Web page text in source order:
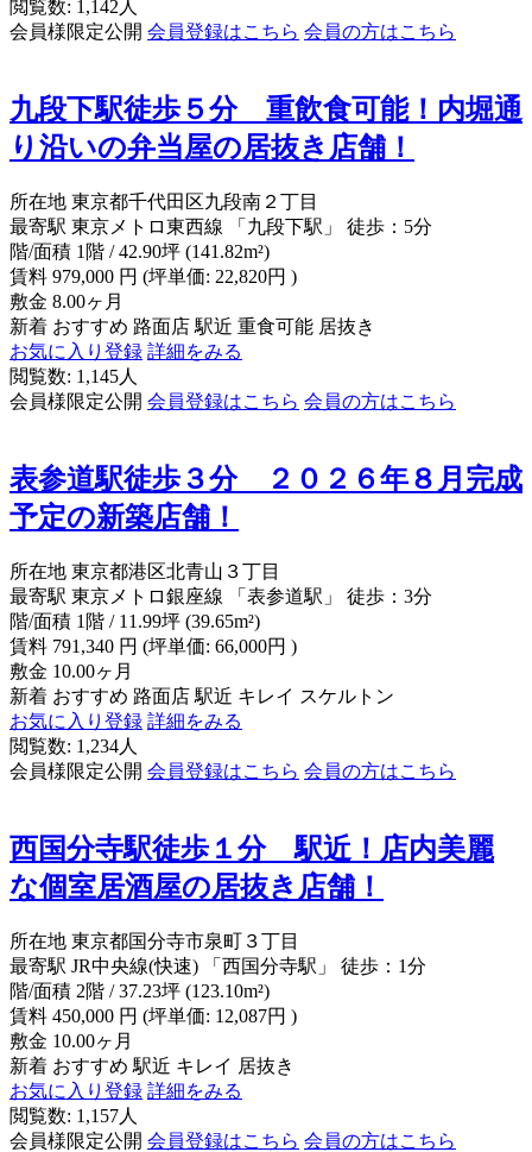
閲覧数: 1,142人
会員様限定公開 会員登録はこちら 会員の方はこちら
九段下駅徒歩５分 重飲食可能！内堀通
り沿いの弁当屋の居抜き店舗！
所在地 東京都千代田区九段南２丁目
最寄駅 東京メトロ東西線 「九段下駅」 徒歩：5分
階/面積 1階 / 42.90坪 (141.82m²)
賃料 979,000 円 (坪単価: 22,820円 )
敷金 8.00ヶ月
新着 おすすめ 路面店 駅近 重食可能 居抜き
お気に入り登録 詳細をみる
閲覧数: 1,145人
会員様限定公開 会員登録はこちら 会員の方はこちら
表参道駅徒歩３分 ２０２６年８月完成
予定の新築店舗！
所在地 東京都港区北青山３丁目
最寄駅 東京メトロ銀座線 「表参道駅」 徒歩：3分
階/面積 1階 / 11.99坪 (39.65m²)
賃料 791,340 円 (坪単価: 66,000円 )
敷金 10.00ヶ月
新着 おすすめ 路面店 駅近 キレイ スケルトン
お気に入り登録 詳細をみる
閲覧数: 1,234人
会員様限定公開 会員登録はこちら 会員の方はこちら
西国分寺駅徒歩１分 駅近！店内美麗
な個室居酒屋の居抜き店舗！
所在地 東京都国分寺市泉町３丁目
最寄駅 JR中央線(快速) 「西国分寺駅」 徒歩：1分
階/面積 2階 / 37.23坪 (123.10m²)
賃料 450,000 円 (坪単価: 12,087円 )
敷金 10.00ヶ月
新着 おすすめ 駅近 キレイ 居抜き
お気に入り登録 詳細をみる
閲覧数: 1,157人
会員様限定公開 会員登録はこちら 会員の方はこちら